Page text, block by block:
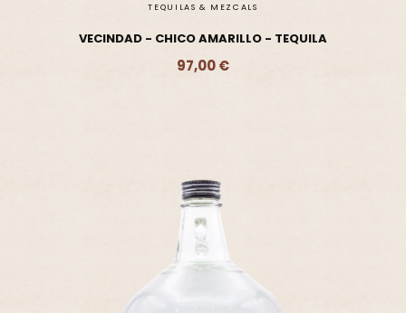
TEQUILAS & MEZCALS
VECINDAD - CHICO AMARILLO - TEQUILA
97,00 €
Ajouter - 97,00 €